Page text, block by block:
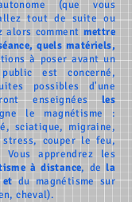
(que vous
tout de suite ou
alors comment mettre
quels matériels,
à poser avant un
est concerné,
possibles d'une
enseignéesles
le magnétisme :
sciatique, migraine,
stress, couper le feu,
Vous apprendrez les
à distance, dela
etdu magnétisme sur
cheval).